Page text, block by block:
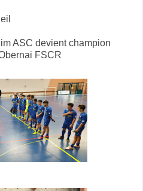
ASC devient champion
FSCR